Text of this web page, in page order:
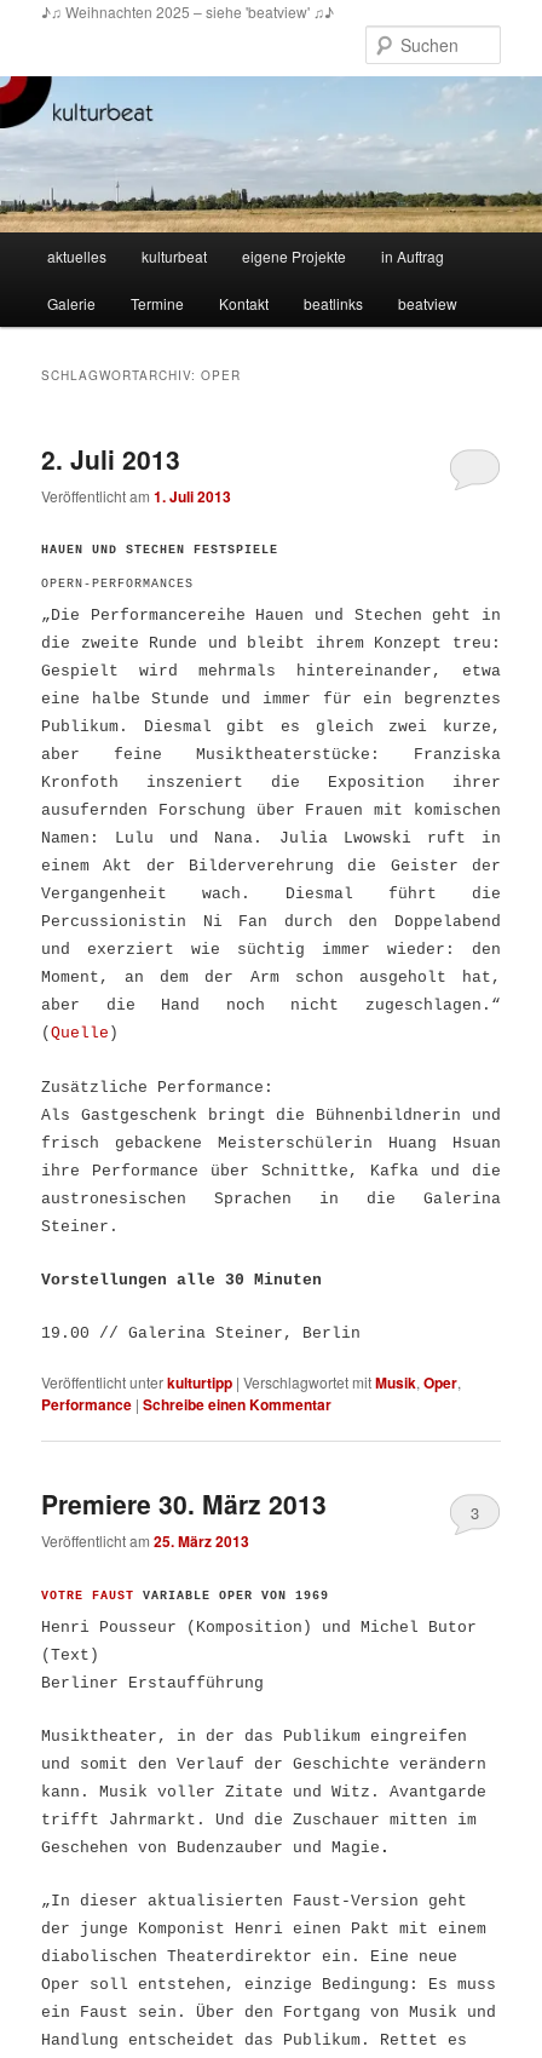
springen
springen
♪♫ Weihnachten 2025 – siehe 'beatview' ♫♪
aktuelles kulturbeat eigene Projekte in Auftrag
Galerie Termine Kontakt beatlinks beatview
SCHLAGWORTARCHIV:OPER
2. Juli 2013
Veröffentlicht am1. Juli 2013
HAUEN UND STECHEN FESTSPIELE
OPERN-PERFORMANCES
„Die Performancereihe Hauen und Stechen geht in
die zweite Runde und bleibt ihrem Konzept treu:
Gespielt wird mehrmals hintereinander, etwa
eine halbe Stunde und immer für ein begrenztes
Publikum. Diesmal gibt es gleich zwei kurze,
aber feine Musiktheaterstücke: Franziska
Kronfoth inszeniert die Exposition ihrer
ausufernden Forschung über Frauen mit komischen
Namen: Lulu und Nana. Julia Lwowski ruft in
einem Akt der Bilderverehrung die Geister der
Vergangenheit wach. Diesmal führt die
Percussionistin Ni Fan durch den Doppelabend
und exerziert wie süchtig immer wieder: den
Moment, an dem der Arm schon ausgeholt hat,
aber die Hand noch nicht zugeschlagen.“
(Quelle )
Zusätzliche Performance:
Als Gastgeschenk bringt die Bühnenbildnerin und
frisch gebackene Meisterschülerin Huang Hsuan
ihre Performance über Schnittke, Kafka und die
austronesischen Sprachen in die Galerina
Steiner.
Vorstellungen alle 30 Minuten
19.00 // Galerina Steiner, Berlin
Veröffentlicht unterkulturtipp |Verschlagwortet mitMusik,Oper,
Performance |Schreibe einen Kommentar
Premiere 30. März 2013
Veröffentlicht am25. März 2013
3
VOTRE FAUST VARIABLE OPER VON 1969
Henri Pousseur (Komposition) und Michel Butor
(Text)
Berliner Erstaufführung
Musiktheater, in der das Publikum eingreifen
und somit den Verlauf der Geschichte verändern
kann. Musik voller Zitate und Witz. Avantgarde
trifft Jahrmarkt. Und die Zuschauer mitten im
Geschehen von Budenzauber und Magie .
„In dieser aktualisierten Faust-Version geht
der junge Komponist Henri einen Pakt mit einem
diabolischen Theaterdirektor ein. Eine neue
Oper soll entstehen, einzige Bedingung: Es muss
ein Faust sein. Über den Fortgang von Musik und
Handlung entscheidet das Publikum. Rettet es